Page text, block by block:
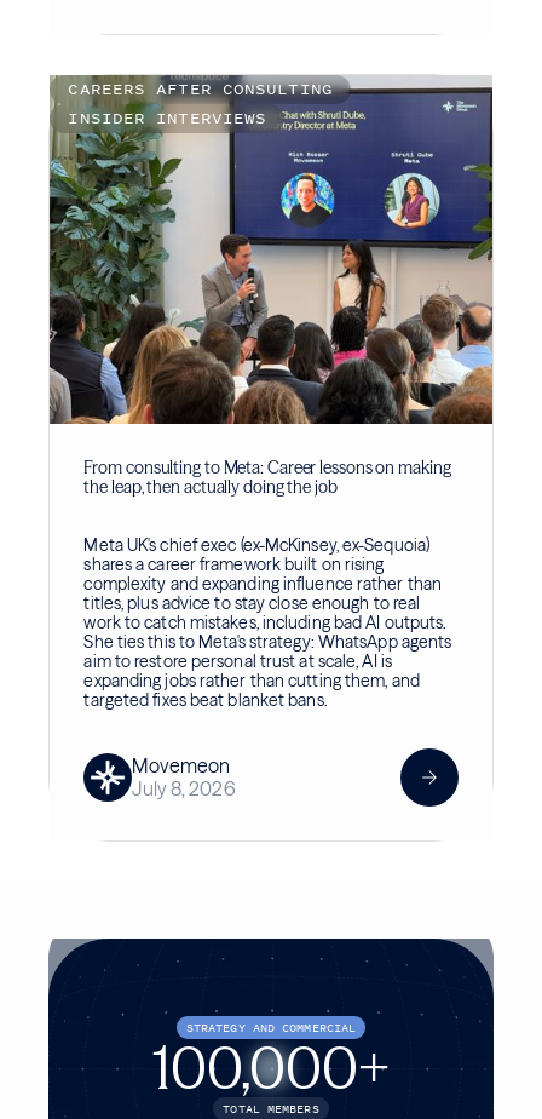
From consulting to Meta: Career lessons on making
the leap, then actually doing the job
Meta UK's chief exec (ex-McKinsey, ex-Sequoia)
shares a career framework built on rising
complexity and expanding influence rather than
titles, plus advice to stay close enough to real
work to catch mistakes, including bad AI outputs.
She ties this to Meta's strategy: WhatsApp agents
aim to restore personal trust at scale, AI is
expanding jobs rather than cutting them, and
targeted fixes beat blanket bans.
Movemeon
July 8, 2026
CAREERS AFTER CONSULTING
INSIDER INTERVIEWS
STRATEGY AND COMMERCIAL
100,000+
TOTAL MEMBERS